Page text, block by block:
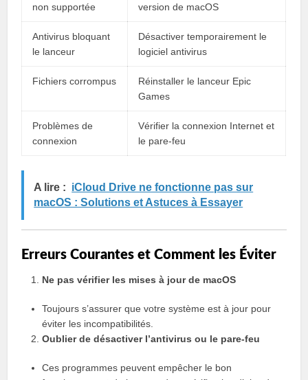
non supportée
version de macOS
Antivirus bloquant
le lanceur
Désactiver temporairement le
logiciel antivirus
Fichiers corrompus
Réinstaller le lanceur Epic
Games
Problèmes de
connexion
Vérifier la connexion Internet et
le pare-feu
A lire : iCloud Drive ne fonctionne pas sur
macOS : Solutions et Astuces à Essayer
Erreurs Courantes et Comment les Éviter
Ne pas vérifier les mises à jour de macOS
Toujours s’assurer que votre système est à jour pour
éviter les incompatibilités.
Oublier de désactiver l’antivirus ou le pare-feu
Ces programmes peuvent empêcher le bon